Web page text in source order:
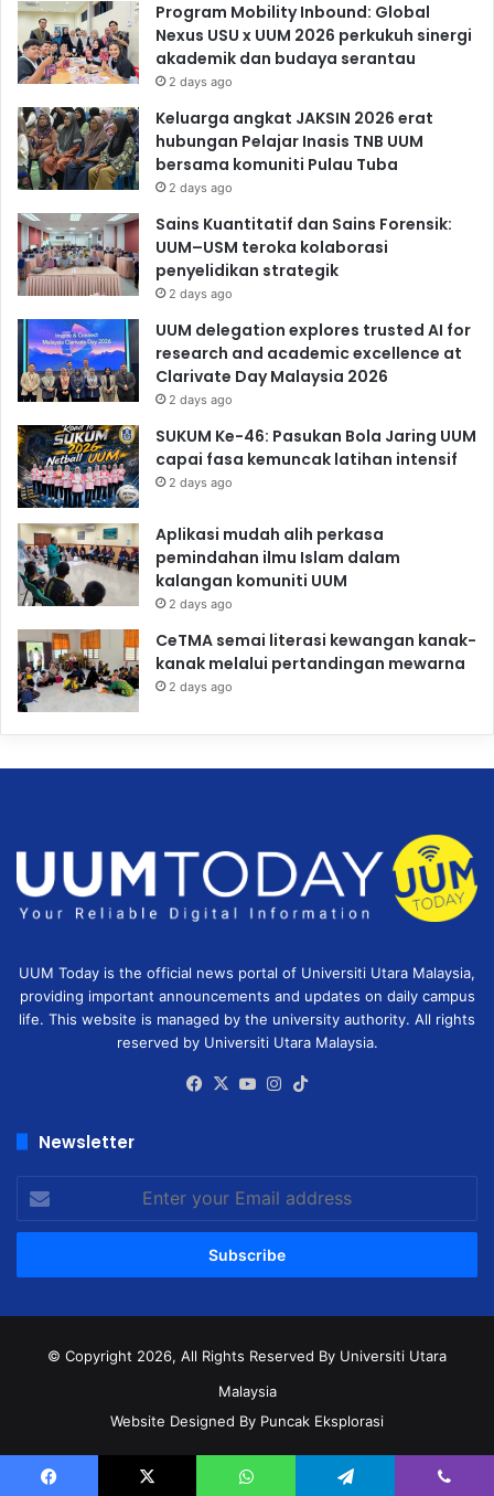
Program Mobility Inbound: Global
Nexus USU x UUM 2026 perkukuh sinergi
akademik dan budaya serantau
2 days ago
Keluarga angkat JAKSIN 2026 erat
hubungan Pelajar Inasis TNB UUM
bersama komuniti Pulau Tuba
2 days ago
Sains Kuantitatif dan Sains Forensik:
UUM–USM teroka kolaborasi
penyelidikan strategik
2 days ago
UUM delegation explores trusted AI for
research and academic excellence at
Clarivate Day Malaysia 2026
2 days ago
SUKUM Ke-46: Pasukan Bola Jaring UUM
capai fasa kemuncak latihan intensif
2 days ago
Aplikasi mudah alih perkasa
pemindahan ilmu Islam dalam
kalangan komuniti UUM
2 days ago
CeTMA semai literasi kewangan kanak-
kanak melalui pertandingan mewarna
2 days ago
UUM Today is the official news portal of Universiti Utara Malaysia,
providing important announcements and updates on daily campus
life. This website is managed by the university authority. All rights
reserved by Universiti Utara Malaysia.
Facebook
X YouTubeInstagram
Newsletter
your
Email
© Copyright 2026, All Rights Reserved By Universiti Utara
Malaysia
Website Designed By Puncak Eksplorasi